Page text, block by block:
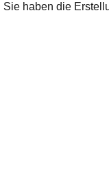
Sie haben die